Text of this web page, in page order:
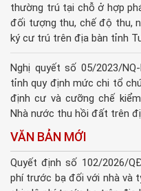
thường trú tại chỗ ở hợp
đối tượng thu, chế độ thu,
ký cư trú trên địa bàn tỉnh
Nghị quyết số 05/2023/
tỉnh quy định mức chi tổ
định cư và cưỡng chế
Nhà nước thu hồi đất trên
VĂN BẢN MỚI
Quyết định số 102/2026/
phí trước bạ đối với nhà và